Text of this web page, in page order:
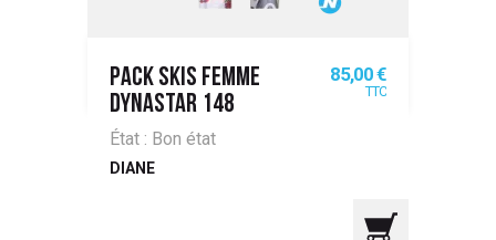
PACK SKIS FEMME
DYNASTAR 148
Prix
85,00 €
TTC
État : Bon état
DIANE